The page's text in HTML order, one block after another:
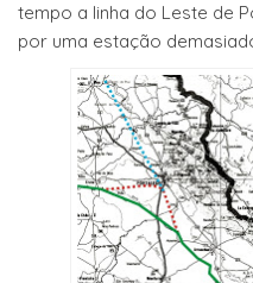
tempo a linha do Leste de
por uma estação